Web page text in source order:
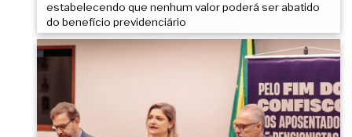
estabelecendo que nenhum valor poderá ser abatido
do benefício previdenciário